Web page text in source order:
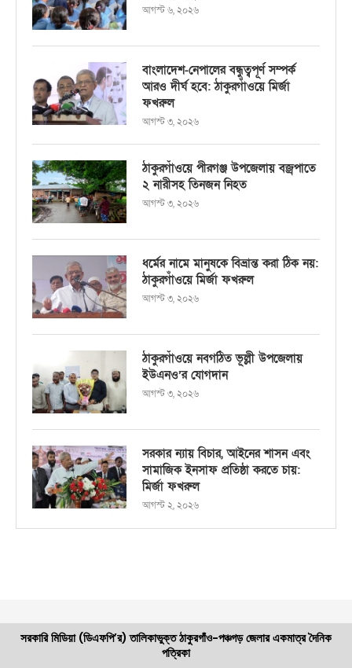
আগস্ট ৬, ২০২৬
বাংলাদেশ-নেপালের বন্ধুত্বপূর্ণ সম্পর্ক
আরও দীর্ঘ হবে: ঠাকুরগাঁওয়ে মির্জা
ফখরুল
আগস্ট ৩, ২০২৬
ঠাকুরগাঁওয়ে পীরগঞ্জ উপজেলায় বজ্রপাতে
২ নারীসহ তিনজন নিহত
আগস্ট ৩, ২০২৬
ধর্মের নামে মানুষকে বিভ্রান্ত করা ঠিক নয়:
ঠাকুরগাঁওয়ে মির্জা ফখরুল
আগস্ট ৩, ২০২৬
ঠাকুরগাঁওয়ে নবগঠিত ভূল্লী উপজেলায়
ইউএনও’র যোগদান
আগস্ট ৩, ২০২৬
সরকার ন্যায় বিচার, আইনের শাসন এবং
সামাজিক ইনসাফ প্রতিষ্ঠা করতে চায়:
মির্জা ফখরুল
আগস্ট ২, ২০২৬
সরকারি মিডিয়া (ডিএফপি’র) তালিকাভুক্ত ঠাকুরগাঁও-পঞ্চগড় জেলার একমাত্র দৈনিক
পত্রিকা